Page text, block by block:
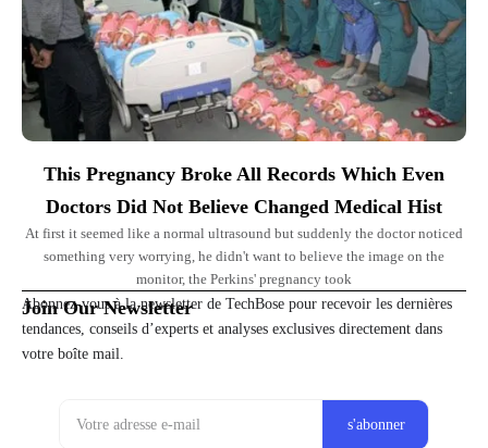
This Pregnancy Broke All Records Which Even
Doctors Did Not Believe Changed Medical Hist
At first it seemed like a normal ultrasound but suddenly the doctor noticed
something very worrying, he didn't want to believe the image on the
monitor, the Perkins' pregnancy took
Join Our Newsletter
Abonnez-vous à la newsletter de TechBose pour recevoir les dernières
tendances, conseils d’experts et analyses exclusives directement dans
votre boîte mail.